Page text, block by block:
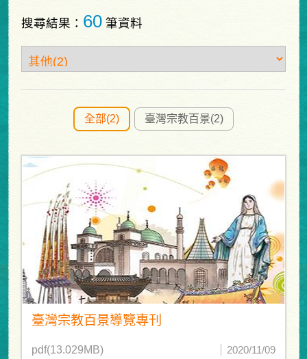
搜尋結果： 60 筆資料
全部(2) 臺灣宗教百景(2)
臺灣宗教百景導覽專刊
pdf(13.029MB) 2020/11/09